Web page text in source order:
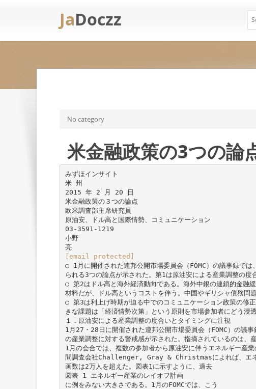
JaDoczz
No category
米金融政策の3つの論
みずほインサイト
米 州
2015 年 2 月 20 日
米金融政策の３つの論点
欧米調査部主席研究員
原油安、ドル高と国際情勢、コミュニケーション
03-3591-1219
小野
亮
[email protected]
○ 1月に開催された連邦公開市場委員会（FOMC）の議事録で
られる3つの論点が示された。第1は原油安による産業調整の度
○ 第2はドル高と海外経済動向である。海外中銀の連鎖的金融
材料だが、ドル高というコストを伴う。中国やギリシャ債務問題
○ 第3は利上げ時期が迫る中でのコミュニケーション政策の修
きな課題は「経済情勢次第」という原則を市場参加者にどう浸
１．原油安による産業調整の度合いとタイミングに注視
1月27・28日に開催された連邦公開市場委員会（FOMC）の議
の産業調整に対する警戒感が示された。指摘されているのは、
1月の会合では、複数の参加者から原油安に伴うエネルギー産
間調査会社Challenger, Gray & Christmasによれば、エネ
画数は2万人を超えた。図表1に示すように、過去
図表 1 エネルギー産業のレイオフ計画
に例をみない大きさである。1月のFOMCでは、こう